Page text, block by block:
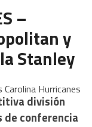
–
y
Stanley
Hurricanes
división
de conferencia